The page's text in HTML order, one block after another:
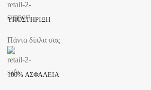
ΥΠΟΣΤΗΡΙΞΗ
Πάντα δίπλα σας
100% ΑΣΦΑΛΕΙΑ